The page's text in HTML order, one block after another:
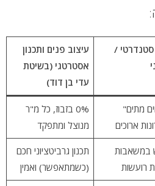
סטנדרטי /
עיצוב פנים ותכנון
אסטרטגי (בשיטת
עדי בן דוד)
מתים"
ארוכים
0% בזבוז, כל מ"ר
מנוצל ומתפקד
במשאבות
רועשות
תכנון גרביטציוני חכם
(כשמתאפשר) ואמין